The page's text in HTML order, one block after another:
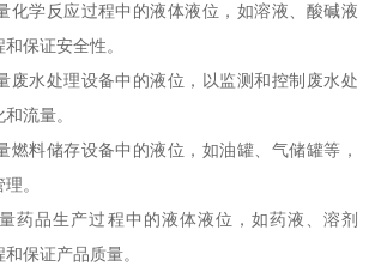
化学反应过程中的液体液位，如溶液、酸碱液
保证安全性。
废水处理设备中的液位，以监测和控制废水处
流量。
燃料储存设备中的液位，如油罐、气储罐等，
。
药品生产过程中的液体液位，如药液、溶剂
保证产品质量。